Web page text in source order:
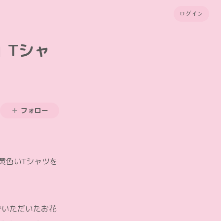
ログイン
Tシャ
フォロー
色いTシャツを
ただいたお花